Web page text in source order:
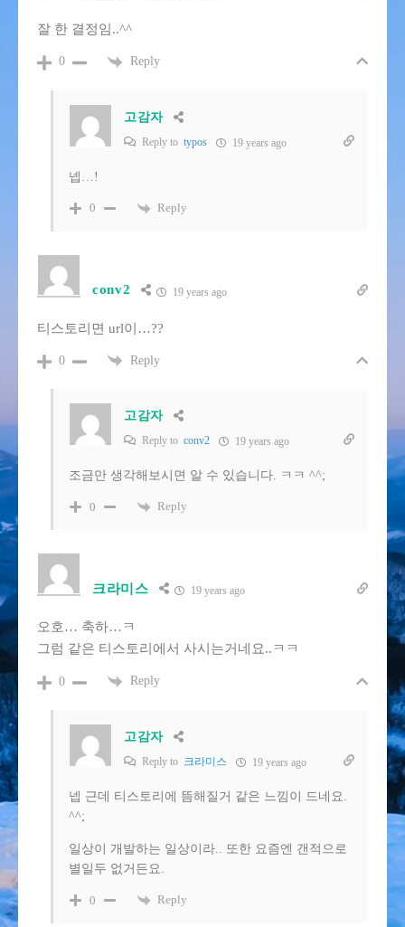
잘 한 결정임..^^
0 Reply
고감자
Reply to typos 19 years ago
넵…!
0 Reply
conv2 19 years ago
티스토리면 url이…??
0 Reply
고감자
Reply to conv2 19 years ago
조금만 생각해보시면 알 수 있습니다. ㅋㅋ ^^;
0 Reply
크라미스 19 years ago
오호… 축하…ㅋ
그럼 같은 티스토리에서 사시는거네요..ㅋㅋ
0 Reply
고감자
Reply to 크라미스 19 years ago
넵 근데 티스토리에 뜸해질거 같은 느낌이 드네요.
^^;
일상이 개발하는 일상이라.. 또한 요즘엔 갠적으로
별일두 없거든요.
0 Reply